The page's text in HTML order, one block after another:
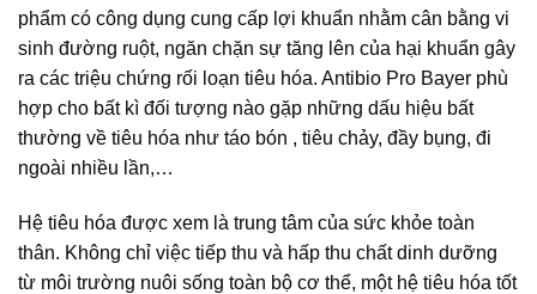
phẩm có công dụng cung cấp lợi khuẩn nhằm cân bằng vi
sinh đường ruột, ngăn chặn sự tăng lên của hại khuẩn gây
ra các triệu chứng rối loạn tiêu hóa. Antibio Pro Bayer phù
hợp cho bất kì đối tượng nào gặp những dấu hiệu bất
thường về tiêu hóa như táo bón , tiêu chảy, đầy bụng, đi
ngoài nhiều lần,…
Hệ tiêu hóa được xem là trung tâm của sức khỏe toàn
thân. Không chỉ việc tiếp thu và hấp thu chất dinh dưỡng
từ môi trường nuôi sống toàn bộ cơ thể, một hệ tiêu hóa tốt